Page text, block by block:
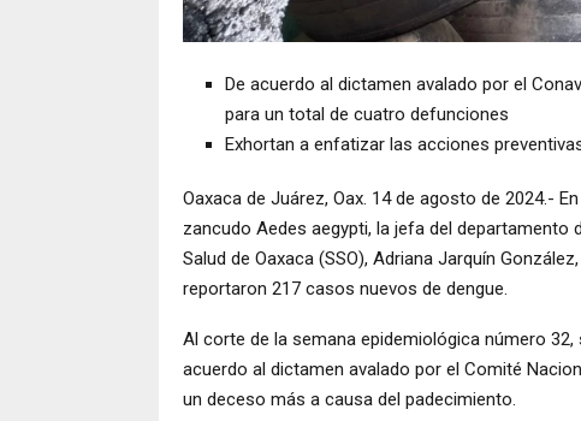
De acuerdo al dictamen avalado por el
para un total de cuatro defunciones
Exhortan a enfatizar las acciones
Oaxaca de Juárez, Oax. 14 de agosto de 2024.-
zancudo Aedes aegypti, la jefa del departamento
Salud de Oaxaca (SSO), Adriana Jarquín
reportaron 217 casos nuevos de dengue.
Al corte de la semana epidemiológica número
acuerdo al dictamen avalado por el Comité
un deceso más a causa del padecimiento.